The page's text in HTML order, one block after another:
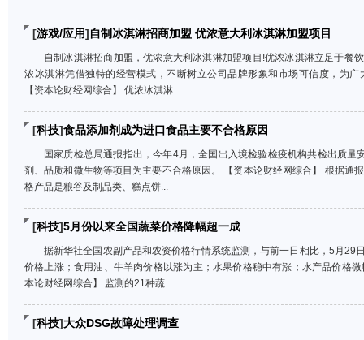
[游戏/应用]自制冰淇淋招商加盟 优浓意大利冰淇淋加盟项目
自制冰淇淋招商加盟，优浓意大利冰淇淋加盟项目!优浓冰淇淋立足于餐
浓冰淇淋凭借独特的经营模式，不断树立公司品牌形象和市场可信度，为
【资本论财经网综合】 优浓冰淇淋...
[科技]食品添加剂成为进口食品主要不合格原因
国家质检总局通报指出，今年4月，全国出入境检验检疫机构共检出质
剂、品质和微生物等项目为主要不合格原因。 【资本论财经网综合】 根据通
格产品是粮谷及制品类、糕点饼...
[科技]5月份以来全国蔬菜价格降幅超一成
据新华社全国农副产品和农资价格行情系统监测，与前一日相比，5月29
价格上涨；食用油、牛羊肉价格以涨为主；水果价格稳中有涨；水产品价格
本论财经网综合】 监测的21种蔬...
[科技]大众DSG故障处理调查